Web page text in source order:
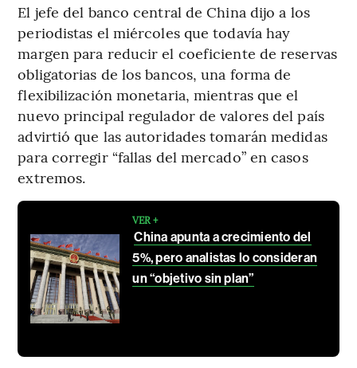
El jefe del banco central de China dijo a los
periodistas el miércoles que todavía hay
margen para reducir el coeficiente de reservas
obligatorias de los bancos, una forma de
flexibilización monetaria, mientras que el
nuevo principal regulador de valores del país
advirtió que las autoridades tomarán medidas
para corregir “fallas del mercado” en casos
extremos.
VER +
China apunta a crecimiento del
5%, pero analistas lo consideran
un “objetivo sin plan”